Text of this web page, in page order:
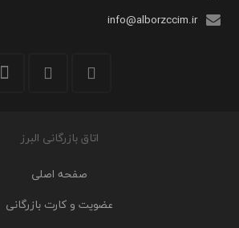
info@alborzccim.ir
اتاق بازرگانی البرز
صفحه اصلی
عضویت و کارت بازرگانی